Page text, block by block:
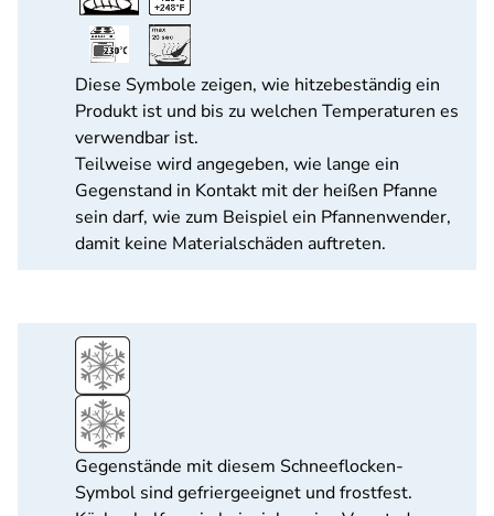
Diese Symbole zeigen, wie hitzebeständig ein
Produkt ist und bis zu welchen Temperaturen es
verwendbar ist.
Teilweise wird angegeben, wie lange ein
Gegenstand in Kontakt mit der heißen Pfanne
sein darf, wie zum Beispiel ein Pfannenwender,
damit keine Materialschäden auftreten.
Gegenstände mit diesem Schneeflocken-
Symbol sind gefriergeeignet und frostfest.